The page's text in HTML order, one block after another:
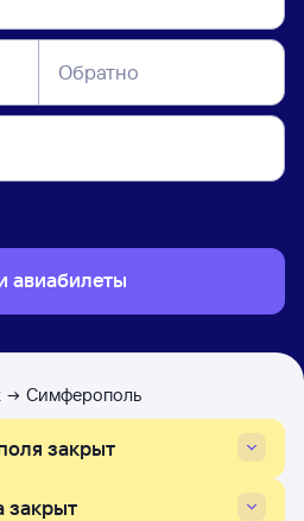
Обратно
авиабилеты
Симферополь
закрыт
закрыт